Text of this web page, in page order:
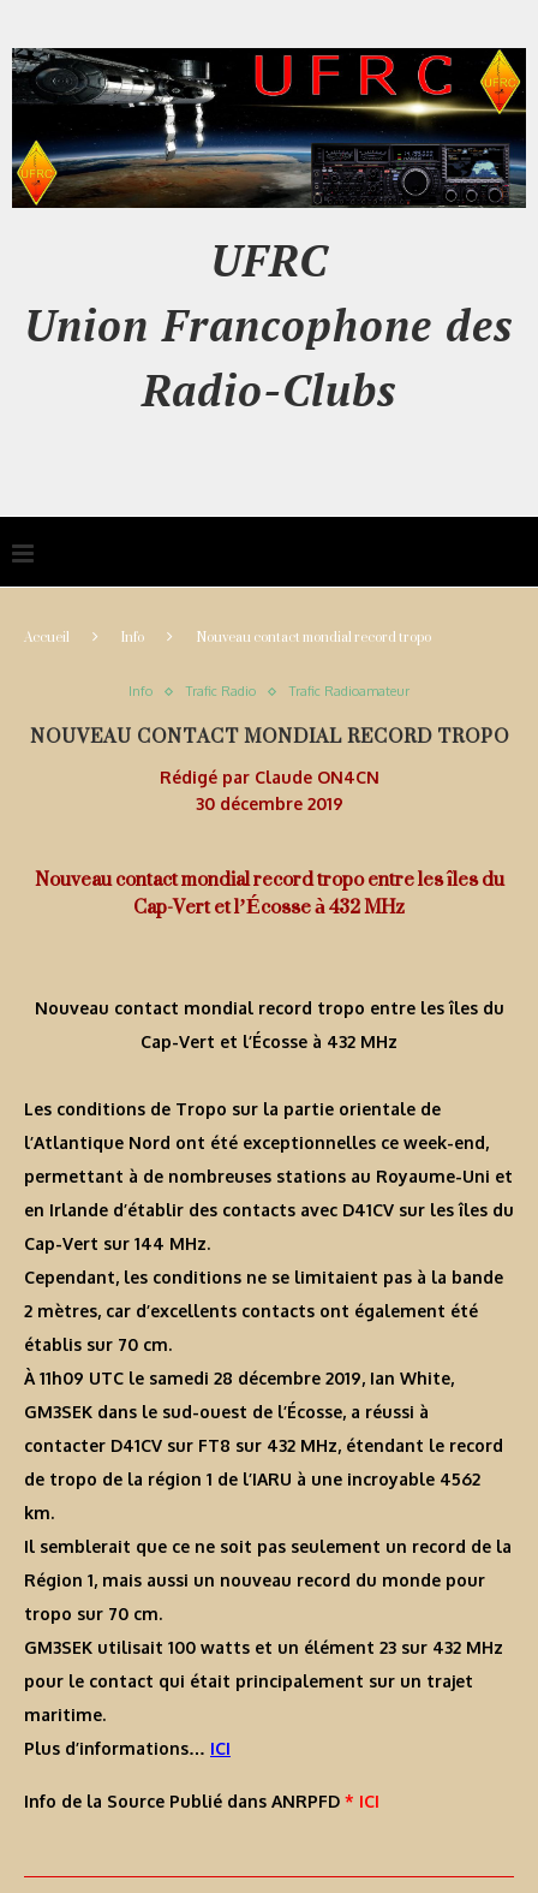
UFRC
Union Francophone des
Radio-Clubs
Accueil Info Nouveau contact mondial record tropo
Info Trafic Radio Trafic Radioamateur
NOUVEAU CONTACT MONDIAL RECORD TROPO
Rédigé par Claude ON4CN
30 décembre 2019
Nouveau contact mondial record tropo entre les îles du
Cap-Vert et l’Écosse à 432 MHz
Nouveau contact mondial record tropo entre les îles du
Cap-Vert et l’Écosse à 432 MHz
Les conditions de Tropo sur la partie orientale de
l’Atlantique Nord ont été exceptionnelles ce week-end,
permettant à de nombreuses stations au Royaume-Uni et
en Irlande d’établir des contacts avec D41CV sur les îles du
Cap-Vert sur 144 MHz.
Cependant, les conditions ne se limitaient pas à la bande
2 mètres, car d’excellents contacts ont également été
établis sur 70 cm.
À 11h09 UTC le samedi 28 décembre 2019, Ian White,
GM3SEK dans le sud-ouest de l’Écosse, a réussi à
contacter D41CV sur FT8 sur 432 MHz, étendant le record
de tropo de la région 1 de l’IARU à une incroyable 4562
km.
Il semblerait que ce ne soit pas seulement un record de la
Région 1, mais aussi un nouveau record du monde pour
tropo sur 70 cm.
GM3SEK utilisait 100 watts et un élément 23 sur 432 MHz
pour le contact qui était principalement sur un trajet
maritime.
Plus d’informations… ICI
Info de la Source Publié dans ANRPFD * ICI